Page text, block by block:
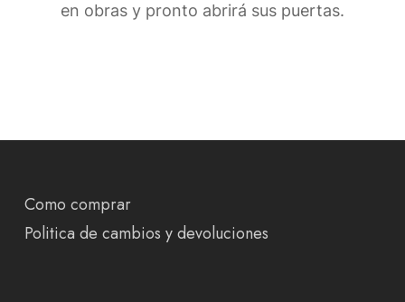
en obras y pronto abrirá sus puertas.
Como comprar
Politica de cambios y devoluciones